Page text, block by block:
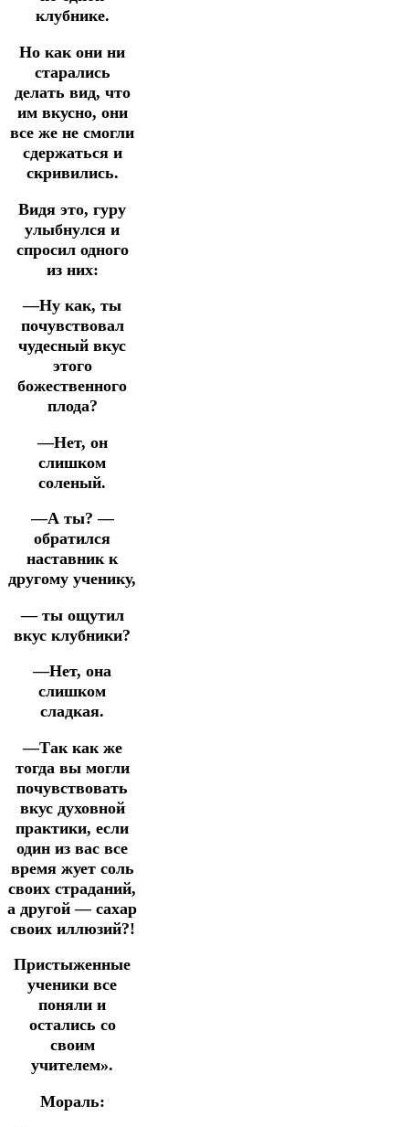
клубнике.
Но как они ни
старались
делать вид, что
им вкусно, они
все же не смогли
сдержаться и
скривились.
Видя это, гуру
улыбнулся и
спросил одного
из них:
—Ну как, ты
почувствовал
чудесный вкус
этого
божественного
плода?
—Нет, он
слишком
соленый.
—А ты? —
обратился
наставник к
другому ученику,
— ты ощутил
вкус клубники?
—Нет, она
слишком
сладкая.
—Так как же
тогда вы могли
почувствовать
вкус духовной
практики, если
один из вас все
время жует соль
своих страданий,
а другой — сахар
своих иллюзий?!
Пристыженные
ученики все
поняли и
остались со
своим
учителем».
Мораль: